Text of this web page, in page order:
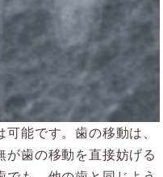
能です。歯の移動は、
歯の移動を直接妨げる